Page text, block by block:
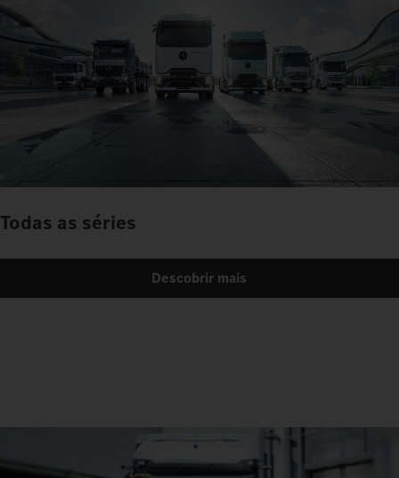
Todas as séries
Descobrir mais